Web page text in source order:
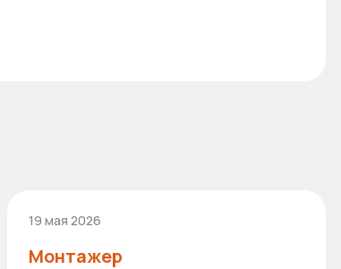
19 мая 2026
Монтажер